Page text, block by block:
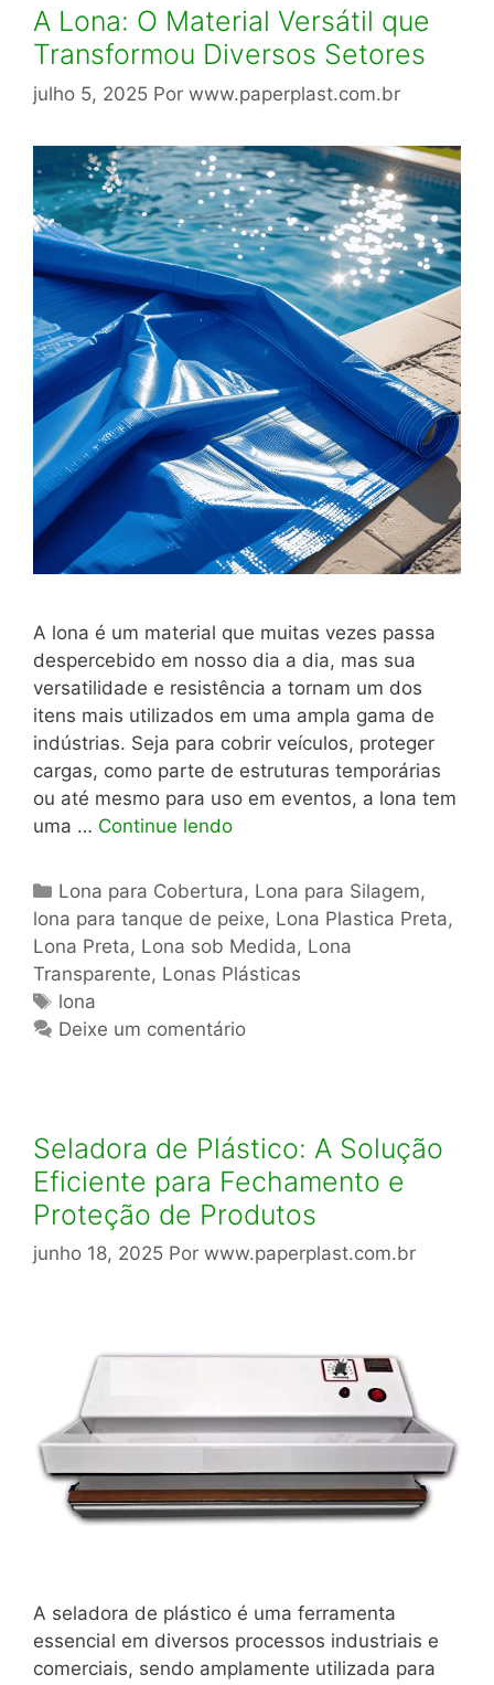
A Lona: O Material Versátil que
Transformou Diversos Setores
julho 5, 2025 Por www.paperplast.com.br
A lona é um material que muitas vezes passa
despercebido em nosso dia a dia, mas sua
versatilidade e resistência a tornam um dos
itens mais utilizados em uma ampla gama de
indústrias. Seja para cobrir veículos, proteger
cargas, como parte de estruturas temporárias
ou até mesmo para uso em eventos, a lona tem
uma … Continue lendo
Categorias
Lona para Cobertura, Lona para Silagem,
lona para tanque de peixe, Lona Plastica Preta,
Lona Preta, Lona sob Medida, Lona
Transparente, Lonas Plásticas
Tags
lona
Deixe um comentário
Seladora de Plástico: A Solução
Eficiente para Fechamento e
Proteção de Produtos
junho 18, 2025 Por www.paperplast.com.br
A seladora de plástico é uma ferramenta
essencial em diversos processos industriais e
comerciais, sendo amplamente utilizada para